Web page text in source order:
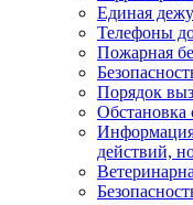
Единая
Телефоны
Пожарная
Порядок
Обстановка
Информация
действий,